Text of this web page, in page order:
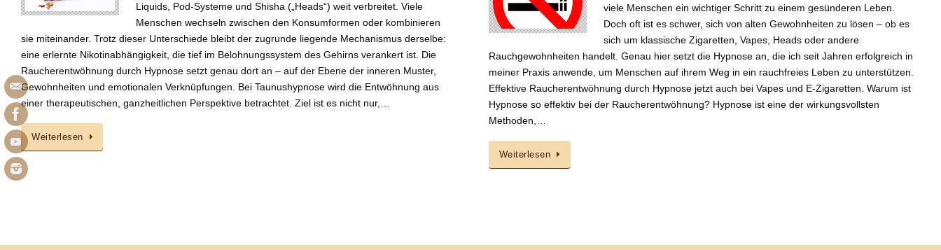
Liquids, Pod-Systeme und Shisha („Heads“) weit verbreitet. Viele
Menschen wechseln zwischen den Konsumformen oder kombinieren
sie miteinander. Trotz dieser Unterschiede bleibt der zugrunde liegende Mechanismus derselbe:
eine erlernte Nikotinabhängigkeit, die tief im Belohnungssystem des Gehirns verankert ist. Die
Raucherentwöhnung durch Hypnose setzt genau dort an – auf der Ebene der inneren Muster,
Gewohnheiten und emotionalen Verknüpfungen. Bei Taunushypnose wird die Entwöhnung aus
einer therapeutischen, ganzheitlichen Perspektive betrachtet. Ziel ist es nicht nur,…
Weiterlesen
viele Menschen ein wichtiger Schritt zu einem gesünderen Leben.
Doch oft ist es schwer, sich von alten Gewohnheiten zu lösen – ob es
sich um klassische Zigaretten, Vapes, Heads oder andere
Rauchgewohnheiten handelt. Genau hier setzt die Hypnose an, die ich seit Jahren erfolgreich in
meiner Praxis anwende, um Menschen auf ihrem Weg in ein rauchfreies Leben zu unterstützen.
Effektive Raucherentwöhnung durch Hypnose jetzt auch bei Vapes und E-Zigaretten. Warum ist
Hypnose so effektiv bei der Raucherentwöhnung? Hypnose ist eine der wirkungsvollsten
Methoden,…
Weiterlesen